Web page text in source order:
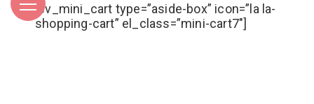
[sv_mini_cart type=”aside-box” icon=”la la-
shopping-cart” el_class=”mini-cart7″]